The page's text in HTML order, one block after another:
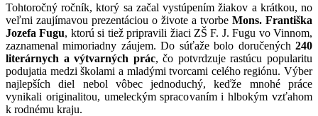
Tohtoročný ročník, ktorý sa začal vystúpením žiakov a krátkou, no
veľmi zaujímavou prezentáciou o živote a tvorbe Mons. Františka
Jozefa Fugu, ktorú si tiež pripravili žiaci ZŠ F. J. Fugu vo Vinnom,
zaznamenal mimoriadny záujem. Do súťaže bolo doručených 240
literárnych a výtvarných prác, čo potvrdzuje rastúcu popularitu
podujatia medzi školami a mladými tvorcami celého regiónu. Výber
najlepších diel nebol vôbec jednoduchý, keďže mnohé práce
vynikali originalitou, umeleckým spracovaním i hlbokým vzťahom
k rodnému kraju.